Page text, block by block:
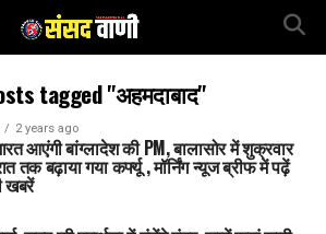
tagged "अहमदाबाद"
2 years ago
आएंगी बांग्लादेश की PM, बालासोर में शुक्रवार
तक बढ़ाया गया कर्फ्यू , मॉर्निंग न्यूज ब्रीफ में पढ़ें
खबरें